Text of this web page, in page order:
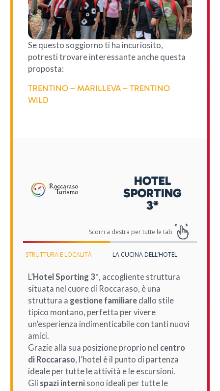
Se questo soggiorno ti ha incuriosito,
potresti trovare interessante anche questa
proposta:
TRENTINO – MARILLEVA – TRENTINO
WILD
HOTEL
SPORTING
3*
STRUTTURA E LOCALITÀ LA CUCINA DELL’HOTEL
L’Hotel Sporting 3*, accogliente struttura
situata nel cuore di Roccaraso, è una
struttura a gestione familiaredallo stile
tipico montano, perfetta per vivere
un’esperienza indimenticabile con tanti nuovi
amici.
Grazie alla sua posizione proprio nel centro
di Roccaraso, l’hotel è il punto di partenza
ideale per tutte le attività e le escursioni.
Gli spazi interni sono ideali per tutte le